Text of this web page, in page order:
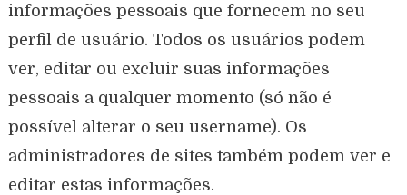
informações pessoais que fornecem no seu
perfil de usuário. Todos os usuários podem
ver, editar ou excluir suas informações
pessoais a qualquer momento (só não é
possível alterar o seu username). Os
administradores de sites também podem ver e
editar estas informações.